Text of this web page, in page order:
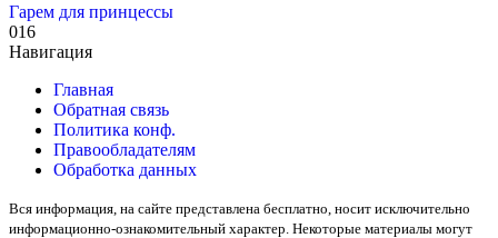
Гарем для принцессы
016
Навигация
Главная
Обратная связь
Политика конф.
Правообладателям
Обработка данных
Вся информация, на сайте представлена бесплатно, носит исключительно
информационно-ознакомительный характер. Некоторые материалы могут